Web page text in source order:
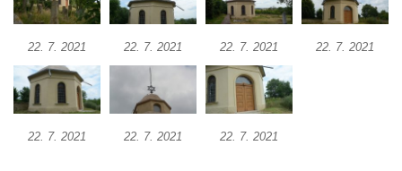
Veronika potkává Ježíše a utírá mu do své
Křížová cesta Římov – XIX. kaple – Kristus
kříž nesoucí potkává Pannu Marii
Křížová cesta Římov – XVIII. kaple – Na
Ježíše vložen kříž
22. 7. 2021 22. 7. 2021 22. 7. 2021 22. 7. 2021
22. 7. 2021 22. 7. 2021 22. 7. 2021